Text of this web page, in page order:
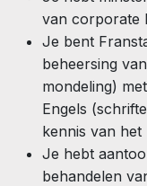
van corporate
Je bent
beheersing
mondeling)
Engels
kennis van het
Je hebt
behandelen